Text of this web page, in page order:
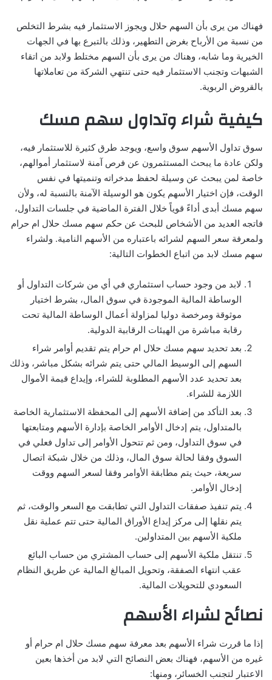
فهناك من يرى بأن السهم حلال ويجوز الاستثمار فيه بشرط التخلص
من نسبة من الأرباح بغرض التطهير، وذلك بالتبرع بها في الجهات
الخيرية وما شابه، وهناك من يرى بأن السهم مختلط ولابد من اتقاء
الشبهات وتجنب الاستثمار فيه حتى تنتهي الشركة من تعاملاتها
بالقروض الربوية.
كيفية شراء وتداول سهم مسك
سوق تداول الأسهم سوق واسع، ويوجد طرق كثيرة للاستثمار فيه،
ولكن عادة ما يبحث المستثمرون عن فرص آمنة لاستثمار أموالهم،
خاصة لمن يبحث عن وسيلة لحفظ مدخراته وتنميتها في نفس
الوقت، فإن اختيار الأسهم يكون هو الوسيلة الآمنة بالنسبة له، ولأن
سهم مسك أبدى أداءً قوياً خلال الفترة الماضية في جلسات التداول،
فاتجه العديد من الأشخاص للبحث عن حكم سهم مسك حلال ام حرام
ولمعرفة سعر السهم لشرائه باعتباره من الأسهم النامية. ولشراء
سهم مسك لابد من اتباع الخطوات التالية:
لابد من وجود حساب استثماري في أي من شركات التداول أو
الوساطة المالية الموجودة في سوق المال، بشرط اختيار
موثوقة ومرخصة دوليا لمزاولة أعمال الوساطة المالية تحت
رقابة مباشرة من الهيئات الرقابية الدولية.
بعد تحديد سهم مسك حلال ام حرام يتم تقديم أوامر شراء
السهم إلى الوسيط المالي حتى يتم شرائه بشكل مباشر، وذلك
بعد تحديد عدد الأسهم المطلوبة للشراء، وإيداع قيمة الأموال
اللازمة للشراء.
بعد التأكد من إضافة الأسهم إلى المحفظة الاستثمارية الخاصة
بالمتداول، يتم إدخال الأوامر الخاصة بإدارة الأسهم ومتابعتها
في سوق التداول، ومن ثم تتحول الأوامر إلى تداول فعلي في
السوق وفقا لحالة سوق المال، وذلك من خلال شبكة اتصال
سريعة، حيث يتم مطابقة الأوامر وفقا لسعر السهم ووقت
إدخال الأوامر.
يتم تنفيذ صفقات التداول التي تطابقت مع السعر والوقت، ثم
يتم نقلها إلى مركز إيداع الأوراق المالية حتى تتم عملية نقل
ملكية الأسهم بين المتداولين.
تنتقل ملكية الأسهم إلى حساب المشتري من حساب البائع
عقب انتهاء الصفقة، وتحويل المبالغ المالية عن طريق النظام
السعودي للتحويلات المالية.
نصائح لشراء الأسهم
إذا ما قررت شراء الأسهم بعد معرفة سهم مسك حلال ام حرام أو
غيره من الأسهم، فهناك بعض النصائح التي لابد من أخذها بعين
الاعتبار لتجنب الخسائر، ومنها: